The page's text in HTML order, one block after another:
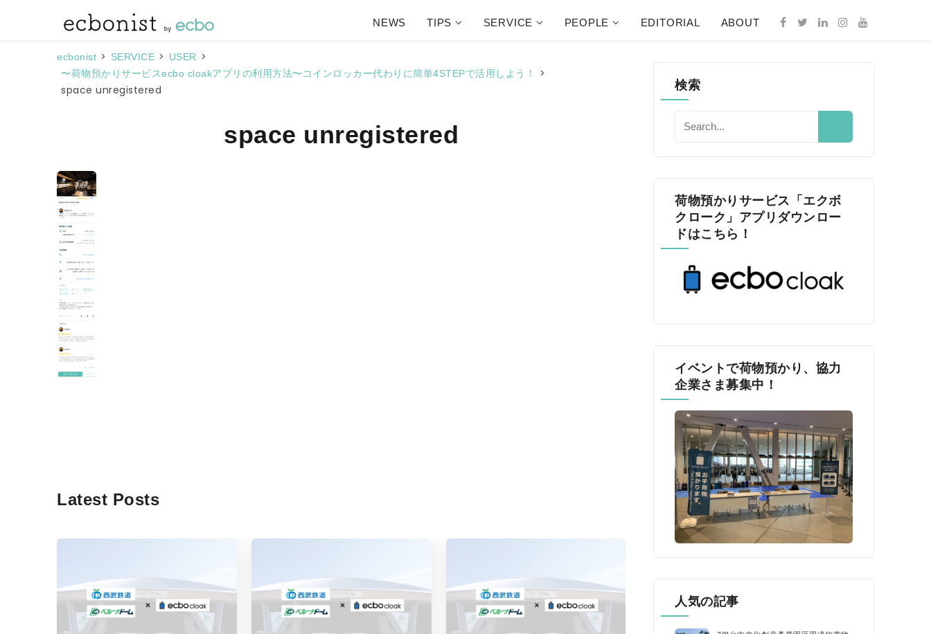
NEWS TIPS SERVICE PEOPLE EDITORIAL ABOUT
ecbonist > SERVICE > USER >
〜荷物預かりサービスecbo cloakアプリの利用方法〜コインロッカー代わりに簡単4STEPで活用しよう！
>
space unregistered
space unregistered
Latest Posts
検索
荷物預かりサービス「エクボ
クローク」アプリダウンロー
ドはこちら！
イベントで荷物預かり、協力
企業さま募集中！
人気の記事